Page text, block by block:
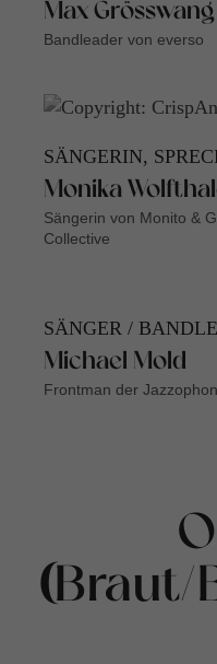
Max Grösswang
Bandleader von everso
SÄNGERIN,
Monika
Sängerin von Monito &
Collective
SÄNGER /
Michael Mold
Frontman der
(Braut/